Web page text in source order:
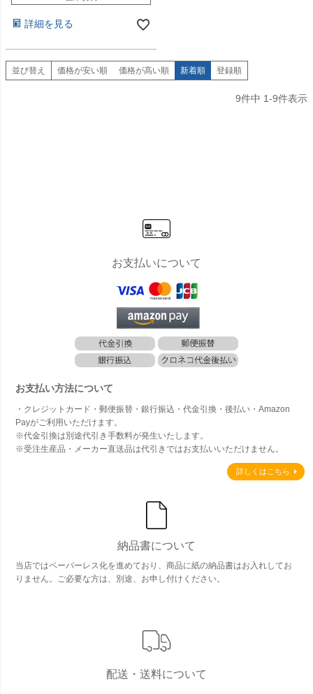
詳細を見る
並び替え 価格が安い順 価格が高い順 新着順 登録順
9件中 1-9件表示
お支払いについて
お支払い方法について
・クレジットカード・郵便振替・銀行振込・代金引換・後払い・Amazon
Payがご利用いただけます。
※代金引換は別途代引き手数料が発生いたします。
※受注生産品・メーカー直送品は代引きではお支払いいただけません。
詳しくはこちら
納品書について
当店ではペーパーレス化を進めており、商品に紙の納品書はお入れしてお
りません。ご必要な方は、別途、お申し付けください。
配送・送料について